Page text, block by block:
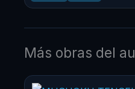
Más obras del